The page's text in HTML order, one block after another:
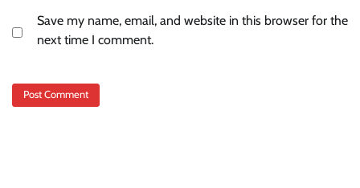
Save my name, email, and website in this browser for the
next time I comment.